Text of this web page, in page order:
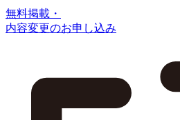
無料掲載・
内容変更のお申し込み